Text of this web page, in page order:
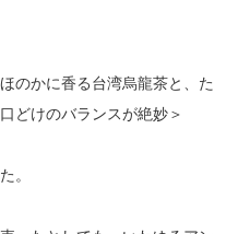
のかに香る台湾烏龍茶と、た
どけのバランスが絶妙＞
。